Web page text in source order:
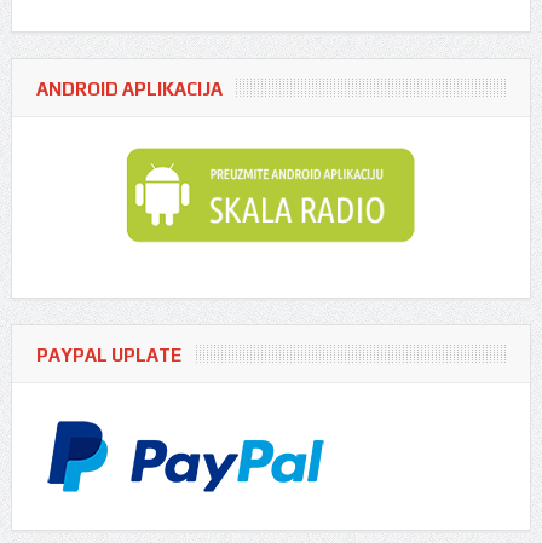
ANDROID APLIKACIJA
PAYPAL UPLATE